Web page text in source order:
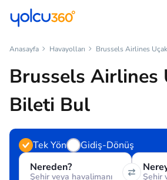
Anasayfa Havayolları Brussels Airlines
Brussels Airlines
Bileti Bul
Tek Yön
Gidiş-Dönüş
Nereden?
Şehir veya havalimanı Şehir